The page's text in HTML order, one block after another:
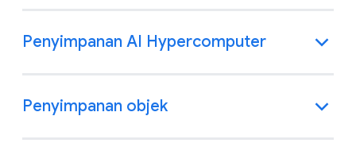
Penyimpanan AI Hypercomputer
Penyimpanan objek